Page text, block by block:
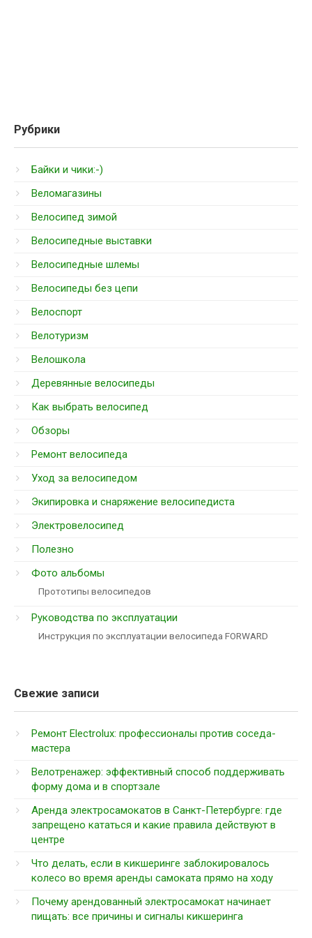
Рубрики
Байки и чики:-)
Веломагазины
Велосипед зимой
Велосипедные выставки
Велосипедные шлемы
Велосипеды без цепи
Велоспорт
Велотуризм
Велошкола
Деревянные велосипеды
Как выбрать велосипед
Обзоры
Ремонт велосипеда
Уход за велосипедом
Экипировка и снаряжение велосипедиста
Электровелосипед
Полезно
Фото альбомы
Прототипы велосипедов
Руководства по эксплуатации
Инструкция по эксплуатации велосипеда FORWARD
Свежие записи
Ремонт Electrolux: профессионалы против соседа-
мастера
Велотренажер: эффективный способ поддерживать
форму дома и в спортзале
Аренда электросамокатов в Санкт-Петербурге: где
запрещено кататься и какие правила действуют в
центре
Что делать, если в кикшеринге заблокировалось
колесо во время аренды самоката прямо на ходу
Почему арендованный электросамокат начинает
пищать: все причины и сигналы кикшеринга